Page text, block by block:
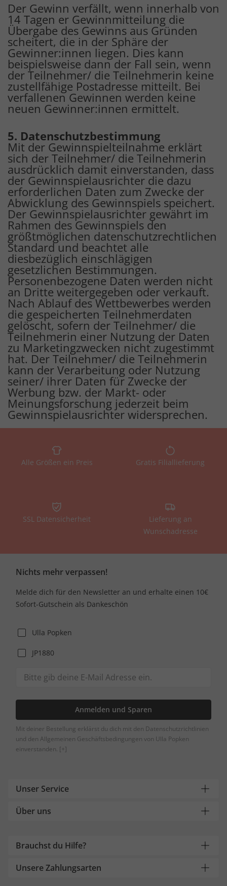
Der Gewinn verfällt, wenn innerhalb von
14 Tagen er Gewinnmitteilung die
Übergabe des Gewinns aus Gründen
scheitert, die in der Sphäre der
Gewinner:innen liegen. Dies kann
beispielsweise dann der Fall sein, wenn
der Teilnehmer/ die Teilnehmerin keine
zustellfähige Postadresse mitteilt. Bei
verfallenen Gewinnen werden keine
neuen Gewinner:innen ermittelt.
5. Datenschutzbestimmung
Mit der Gewinnspielteilnahme erklärt
sich der Teilnehmer/ die Teilnehmerin
ausdrücklich damit einverstanden, dass
der Gewinnspielausrichter die dazu
erforderlichen Daten zum Zwecke der
Abwicklung des Gewinnspiels speichert.
Der Gewinnspielausrichter gewährt im
Rahmen des Gewinnspiels den
größtmöglichen datenschutzrechtlichen
Standard und beachtet alle
diesbezüglich einschlägigen
gesetzlichen Bestimmungen.
Personenbezogene Daten werden nicht
an Dritte weitergegeben oder verkauft.
Nach Ablauf des Wettbewerbes werden
die gespeicherten Teilnehmerdaten
gelöscht, sofern der Teilnehmer/ die
Teilnehmerin einer Nutzung der Daten
zu Marketingzwecken nicht zugestimmt
hat. Der Teilnehmer/ die Teilnehmerin
kann der Verarbeitung oder Nutzung
seiner/ ihrer Daten für Zwecke der
Werbung bzw. der Markt- oder
Meinungsforschung jederzeit beim
Gewinnspielausrichter widersprechen.
Alle Größen ein Preis Gratis Filiallieferung
SSL Datensicherheit
Lieferung an
Wunschadresse
Nichts mehr verpassen!
Melde dich für den Newsletter an und erhalte einen 10€
Sofort-Gutschein als Dankeschön
Ulla Popken
JP1880
Anmelden und Sparen
Mit deiner Bestellung erklärst du dich mit den Datenschutzrichtlinien
und den Allgemeinen Geschäftsbedingungen von Ulla Popken
einverstanden. [+]
Unser Service
Über uns
Brauchst du Hilfe?
Unsere Zahlungsarten